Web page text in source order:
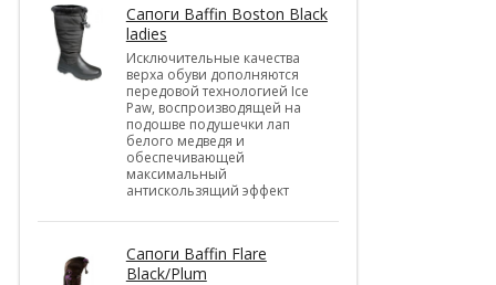
Cапоги Baffin Boston Black
ladies
Исключительные качества
верха обуви дополняются
передовой технологией Ice
Paw, воспроизводящей на
подошве подушечки лап
белого медведя и
обеспечивающей
максимальный
антискользящий эффект
Cапоги Baffin Flare
Black/Plum